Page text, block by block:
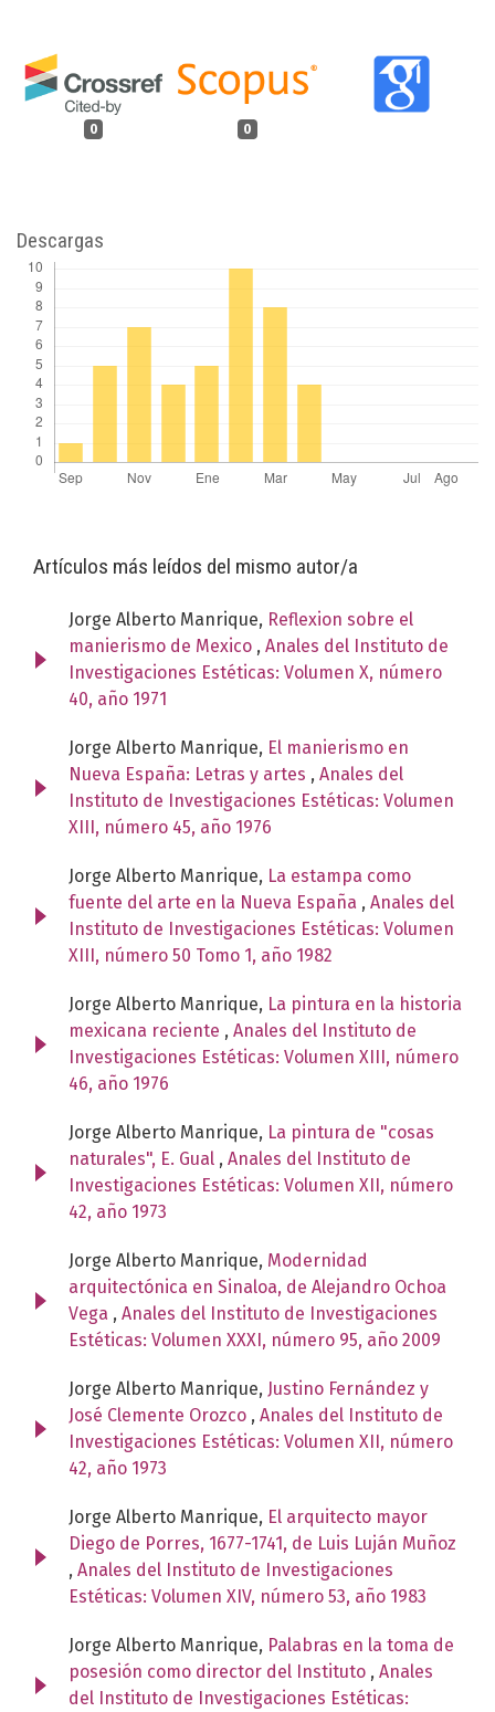
0 0
Descargas
Artículos más leídos del mismo autor/a
Jorge Alberto Manrique, Reflexion sobre el
manierismo de Mexico , Anales del Instituto de
Investigaciones Estéticas: Volumen X, número
40, año 1971
Jorge Alberto Manrique, El manierismo en
Nueva España: Letras y artes , Anales del
Instituto de Investigaciones Estéticas: Volumen
XIII, número 45, año 1976
Jorge Alberto Manrique, La estampa como
fuente del arte en la Nueva España , Anales del
Instituto de Investigaciones Estéticas: Volumen
XIII, número 50 Tomo 1, año 1982
Jorge Alberto Manrique, La pintura en la historia
mexicana reciente , Anales del Instituto de
Investigaciones Estéticas: Volumen XIII, número
46, año 1976
Jorge Alberto Manrique, La pintura de "cosas
naturales", E. Gual , Anales del Instituto de
Investigaciones Estéticas: Volumen XII, número
42, año 1973
Jorge Alberto Manrique, Modernidad
arquitectónica en Sinaloa, de Alejandro Ochoa
Vega , Anales del Instituto de Investigaciones
Estéticas: Volumen XXXI, número 95, año 2009
Jorge Alberto Manrique, Justino Fernández y
José Clemente Orozco , Anales del Instituto de
Investigaciones Estéticas: Volumen XII, número
42, año 1973
Jorge Alberto Manrique, El arquitecto mayor
Diego de Porres, 1677-1741, de Luis Luján Muñoz
, Anales del Instituto de Investigaciones
Estéticas: Volumen XIV, número 53, año 1983
Jorge Alberto Manrique, Palabras en la toma de
posesión como director del Instituto , Anales
del Instituto de Investigaciones Estéticas: